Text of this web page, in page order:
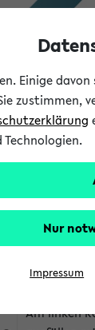
Sie
die für Sie
Am linken
Einige
Nur
Impressum